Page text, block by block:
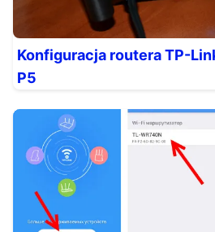
Konfiguracja routera TP-
P5